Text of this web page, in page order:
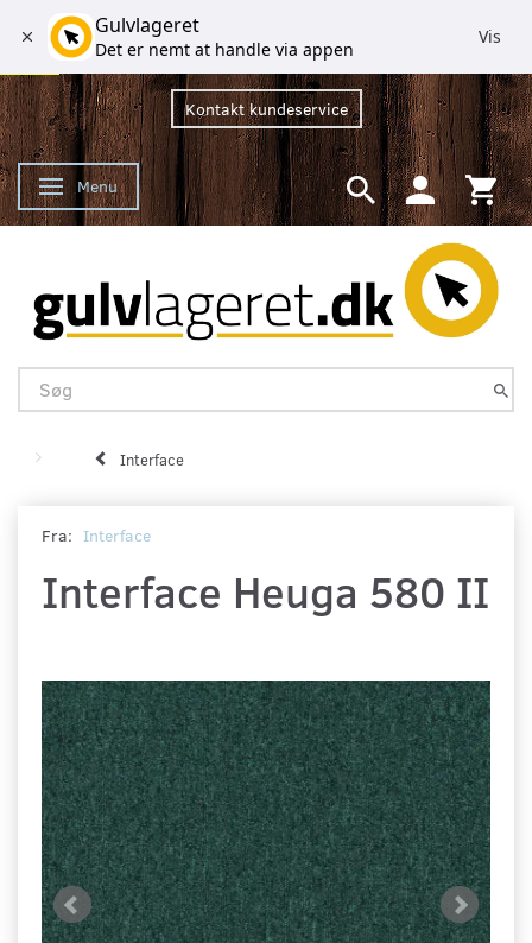
Kontakt kundeservice
Skifte navigation
Menu
Interface
Fra: Interface
Interface Heuga 580 II
Gulvlageret
Det er nemt at handle via appen
Vis